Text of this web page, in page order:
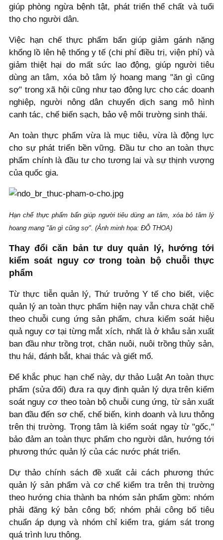
giúp phòng ngừa bệnh tật, phát triển thể chất và tuổi
thọ cho người dân.
Việc hạn chế thực phẩm bẩn giúp giảm gánh nặng
khổng lồ lên hệ thống y tế (chi phí điều trị, viện phí) và
giảm thiệt hại do mất sức lao động, giúp người tiêu
dùng an tâm, xóa bỏ tâm lý hoang mang "ăn gì cũng
sợ" trong xã hội cũng như tạo động lực cho các doanh
nghiệp, người nông dân chuyển dịch sang mô hình
canh tác, chế biến sạch, bảo vệ môi trường sinh thái.
An toàn thực phẩm vừa là mục tiêu, vừa là động lực
cho sự phát triển bền vững. Đầu tư cho an toàn thực
phẩm chính là đầu tư cho tương lai và sự thịnh vượng
của quốc gia.
Hạn chế thực phẩm bẩn giúp người tiêu dùng an tâm, xóa bỏ tâm lý
hoang mang "ăn gì cũng sợ". (Ảnh minh họa: ĐỖ THOA)
Thay đổi căn bản tư duy quản lý, hướng tới
kiểm soát nguy cơ trong toàn bộ chuỗi thực
phẩm
Từ thực tiễn quản lý, Thứ trưởng Y tế cho biết, việc
quản lý an toàn thực phẩm hiện nay vẫn chưa chặt chẽ
theo chuỗi cung ứng sản phẩm, chưa kiểm soát hiệu
quả nguy cơ tại từng mắt xích, nhất là ở khâu sản xuất
ban đầu như trồng trọt, chăn nuôi, nuôi trồng thủy sản,
thu hái, đánh bắt, khai thác và giết mổ.
Để khắc phục hạn chế này, dự thảo Luật An toàn thực
phẩm (sửa đổi) đưa ra quy định quản lý dựa trên kiểm
soát nguy cơ theo toàn bộ chuỗi cung ứng, từ sản xuất
ban đầu đến sơ chế, chế biến, kinh doanh và lưu thông
trên thị trường. Trọng tâm là kiểm soát ngay từ "gốc,"
bảo đảm an toàn thực phẩm cho người dân, hướng tới
phương thức quản lý của các nước phát triển.
Dự thảo chính sách đề xuất cải cách phương thức
quản lý sản phẩm và cơ chế kiểm tra trên thị trường
theo hướng chia thành ba nhóm sản phẩm gồm: nhóm
phải đăng ký bản công bố; nhóm phải công bố tiêu
chuẩn áp dụng và nhóm chỉ kiểm tra, giám sát trong
quá trình lưu thông.